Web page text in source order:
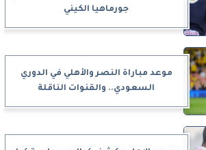
جورماهيا الكيني
موعد مباراة النصر والأهلي في الدوري
السعودي.. والقنوات الناقلة